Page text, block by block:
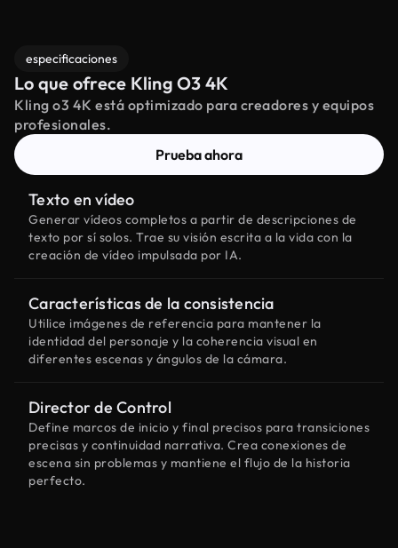
especificaciones
Lo que ofrece Kling O3 4K
Kling o3 4K está optimizado para creadores y equipos
profesionales.
Prueba ahora
Texto en vídeo
Generar vídeos completos a partir de descripciones de
texto por sí solos. Trae su visión escrita a la vida con la
creación de vídeo impulsada por IA.
Características de la consistencia
Utilice imágenes de referencia para mantener la
identidad del personaje y la coherencia visual en
diferentes escenas y ángulos de la cámara.
Director de Control
Define marcos de inicio y final precisos para transiciones
precisas y continuidad narrativa. Crea conexiones de
escena sin problemas y mantiene el flujo de la historia
perfecto.